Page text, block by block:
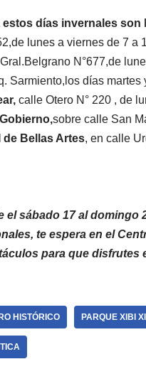
días invernales
lunes a viernes de 7 a
N°677,de
Sarmiento,los días
calle Otero N° 220 , de
sobre calle San
de Bellas Artes, en calle
el sábado 17 al domingo
te espera en el
para que disfrutes
HISTÓRICO PARQUE XIBI